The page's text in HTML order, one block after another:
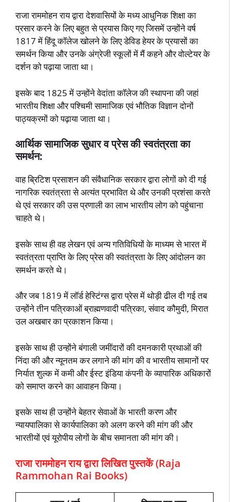
राजा राममोहन राय द्वारा देशवासियों के मध्य आधुनिक शिक्षा का
प्रसार करने के लिए बहुत से प्रयास किए गए जिसमें उन्होंने वर्ष
1817 में हिंदू कॉलेज खोलने के लिए डेविड हेयर के प्रयासों का
समर्थन किया और उनके अंग्रेजी स्कूलों में मैं कहने और वोल्टेयर के
दर्शन को पढ़ाया जाता था।
इसके बाद 1825 में उन्होंने वेदांता कॉलेज की स्थापना की जहां
भारतीय शिक्षा और पश्चिमी सामाजिक एवं भौतिक विज्ञान दोनों
पाठ्यक्रमों को पढ़ाया जाता था।
आर्थिक सामाजिक सुधार व प्रेस की स्वतंत्रता का
समर्थन:
वाह ब्रिटिश प्रसाशन की संवैधानिक सरकार द्वारा लोगों को दी गई
नागरिक स्वतंत्रता से अत्यंत प्रभावित थे और उनकी प्रशंसा करते
थे एवं सरकार की उस प्रणाली का लाभ भारतीय लोग को पहुंचाना
चाहते थे।
इसके साथ ही वह लेखन एवं अन्य गतिविधियों के माध्यम से भारत में
स्वतंत्रता प्राप्ति के लिए प्रेस की स्वतंत्रता के लिए आंदोलन का
समर्थन करते थे।
और जब 1819 में लॉर्ड हेस्टिंग्स द्वारा प्रेस में थोड़ी ढील दी गई तब
उन्होंने तीन पत्रिकाओं ब्राह्मणवादी पत्रिका, संवाद कौमुदी, मिरात
उल अखबार का प्रकाशन किया।
इसके साथ ही उन्होंने बंगाली जमींदारों की दमनकारी प्रथाओं की
निंदा की और न्यूनतम कर लगाने की मांग की व भारतीय सामानों पर
निर्यात शुल्क में कमी और ईस्ट इंडिया कंपनी के व्यापारिक अधिकारों
को समाप्त करने का आवाहन किया।
इसके साथ ही उन्होंने बेहतर सेवाओं के भारती करण और
न्यायपालिका से कार्यपालिका को अलग करने की मांग की और
भारतीयों एवं यूरोपीय लोगों के बीच समानता की मांग की।
राजा राममोहन राय द्वारा लिखित पुस्तकें (Raja
Rammohan Rai Books)